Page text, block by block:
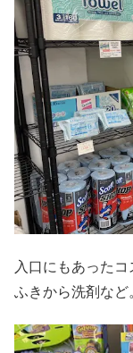
入口にもあった
ふきから洗剤など